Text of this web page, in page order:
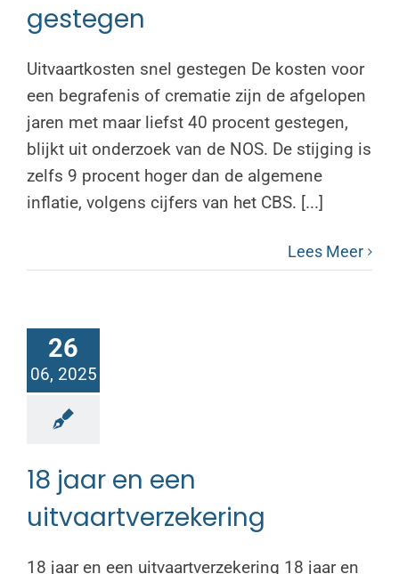
gestegen
Uitvaartkosten snel gestegen De kosten voor
een begrafenis of crematie zijn de afgelopen
jaren met maar liefst 40 procent gestegen,
blijkt uit onderzoek van de NOS. De stijging is
zelfs 9 procent hoger dan de algemene
inflatie, volgens cijfers van het CBS. [...]
Lees Meer
26
06, 2025
18 jaar en een
uitvaartverzekering
18 jaar en een uitvaartverzekering 18 jaar en